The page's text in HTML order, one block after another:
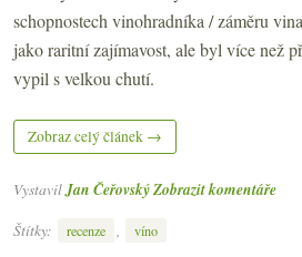
schopnostech vinohradníka / záměru
jako raritní zajímavost, ale byl více než
vypil s velkou chutí.
Zobraz celý článek →
VystavilJan ČeřovskýZobrazit komentáře
Štítky:
recenze víno